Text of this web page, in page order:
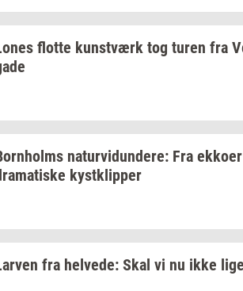
flot­te kunst­værk tog turen fra
na­tur­vi­dun­de­re: Fra ek­ko­er
kyst­klip­per
fra hel­ve­de: Skal vi nu ikke lige